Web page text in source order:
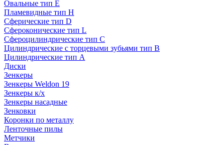
Овальные тип E
Пламевидные тип H
Сферические тип D
Сфероконические тип L
Сфероцилиндрические тип C
Цилиндрические с торцевыми зубьями тип B
Цилиндрические тип А
Диски
Зенкеры
Зенкеры Weldon 19
Зенкеры к/х
Зенкеры насадные
Зенковки
Коронки по металлу
Ленточные пилы
Метчики